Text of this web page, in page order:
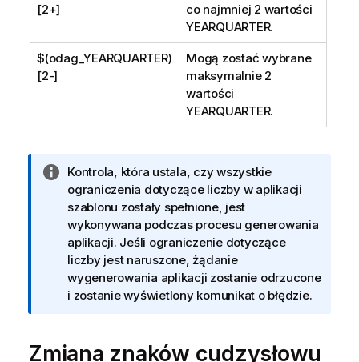
[2+]
co najmniej 2 wartości
YEARQUARTER.
$(odag_YEARQUARTER)
[2-]
Mogą zostać wybrane
maksymalnie 2
wartości
YEARQUARTER.
I
n
f
o
r
m
a
c
Kontrola, która ustala, czy wszystkie
ograniczenia dotyczące liczby w aplikacji
szablonu zostały spełnione, jest
wykonywana podczas procesu generowania
aplikacji. Jeśli ograniczenie dotyczące
liczby jest naruszone, żądanie
wygenerowania aplikacji zostanie odrzucone
i zostanie wyświetlony komunikat o błędzie.
Zmiana znaków cudzysłowu